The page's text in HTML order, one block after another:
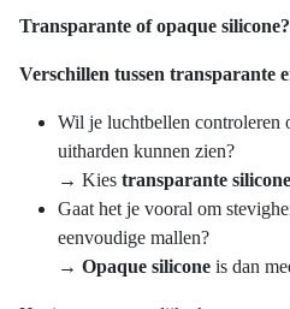
Transparante of opaque silicone?
Verschillen tussen transparante
Wil je luchtbellen controleren
uitharden kunnen zien?
→ Kies transparante silicone
Gaat het je vooral om
eenvoudige mallen?
→ Opaque silicone is dan